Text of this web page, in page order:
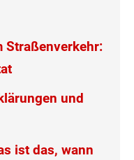
Straßenverkehr:
und
ist das, wann